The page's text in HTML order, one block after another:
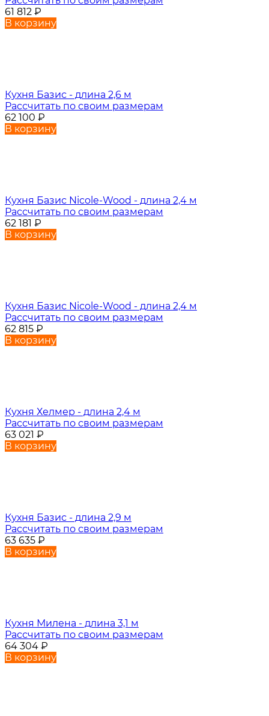
61 812 ₽
В корзину
Кухня Базис - длина 2,6 м
Рассчитать по своим размерам
62 100 ₽
В корзину
Кухня Базис Nicole-Wood - длина 2,4 м
Рассчитать по своим размерам
62 181 ₽
В корзину
Кухня Базис Nicole-Wood - длина 2,4 м
Рассчитать по своим размерам
62 815 ₽
В корзину
Кухня Хелмер - длина 2,4 м
Рассчитать по своим размерам
63 021 ₽
В корзину
Кухня Базис - длина 2,9 м
Рассчитать по своим размерам
63 635 ₽
В корзину
Кухня Милена - длина 3,1 м
Рассчитать по своим размерам
64 304 ₽
В корзину